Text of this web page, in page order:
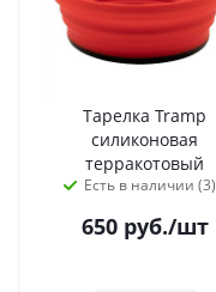
Тарелка Tramp
силиконовая
терракотовый
Есть в наличии (3)
650руб./шт